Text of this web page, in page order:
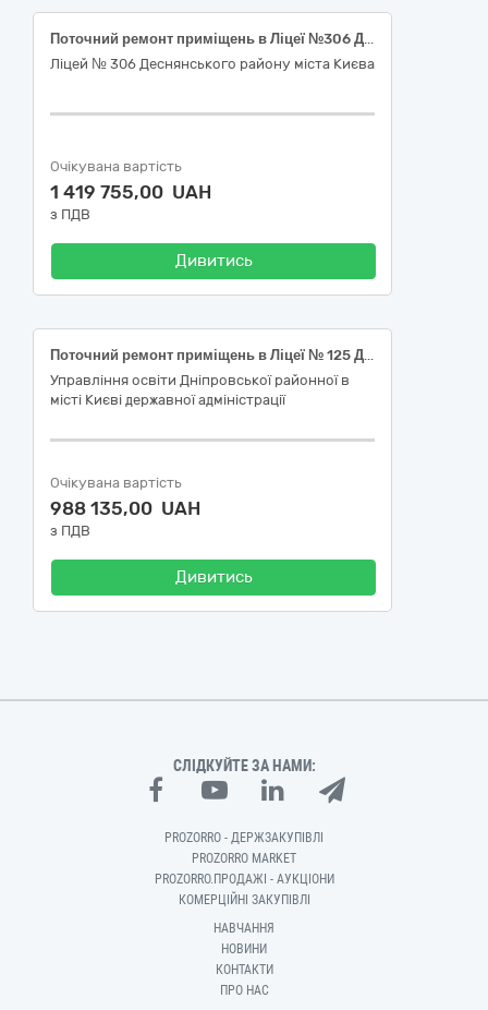
Поточний ремонт приміщень в Ліцеї №306 Деснянського району міста Києва за адресою: вул.Лісківська, 4-А
Ліцей № 306 Деснянського району міста Києва
Очікувана вартість
1 419 755,00 UAH
з ПДВ
Дивитись
Поточний ремонт приміщень в Ліцеї № 125 Дніпровського району м. Києва
Управління освіти Дніпровської районної в
місті Києві державної адміністрації
Очікувана вартість
988 135,00 UAH
з ПДВ
Дивитись
СЛІДКУЙТЕ ЗА НАМИ:
PROZORRO - ДЕРЖЗАКУПІВЛІ
PROZORRO MARKET
PROZORRO.ПРОДАЖІ - АУКЦІОНИ
КОМЕРЦІЙНІ ЗАКУПІВЛІ
НАВЧАННЯ
НОВИНИ
КОНТАКТИ
ПРО НАС